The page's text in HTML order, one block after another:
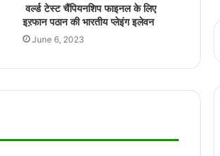
चित हो गए शाई होप
IND vs PAK Final : 41 साल बाद भारत-पाक
टेस्ट क्रिकेट से संन्यास की घोषणा की
वर्ल्ड टेस्ट चैंपियनशिप फाइनल के लिए
इऱफान पठान की भारतीय प्लेइंग इलेवन
June 6, 2023